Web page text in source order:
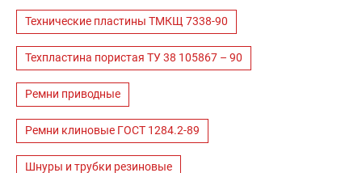
Технические пластины ТМКЩ 7338-90
Техпластина пористая ТУ 38 105867 – 90
Ремни приводные
Ремни клиновые ГОСТ 1284.2-89
Шнуры и трубки резиновые